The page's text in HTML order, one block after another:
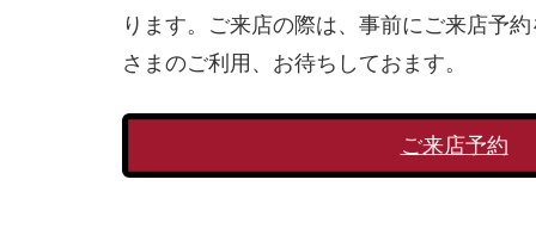
ります。ご来店の際は、事前にご来店予
さまのご利用、お待ちしておます。
ご来店予約